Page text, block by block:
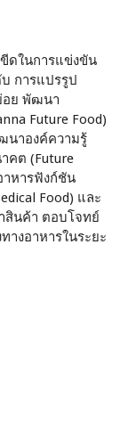
ขีดในการแข่งขัน
การแปรรูป
อย พัฒนา
Future Food)
นาองค์ความรู้
คต (Future
าหารฟังก์ชัน
Food) และ
สินค้า ตอบโจทย์
างอาหารในระยะ